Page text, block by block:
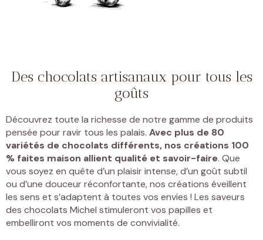
Des chocolats artisanaux pour tous les
goûts
Découvrez toute la richesse de notre gamme de produits
pensée pour ravir tous les palais. Avec plus de 80
variétés de chocolats différents, nos créations 100
% faites maison allient qualité et savoir-faire. Que
vous soyez en quête d’un plaisir intense, d’un goût subtil
ou d’une douceur réconfortante, nos créations éveillent
les sens et s’adaptent à toutes vos envies ! Les saveurs
des chocolats Michel stimuleront vos papilles et
embelliront vos moments de convivialité.